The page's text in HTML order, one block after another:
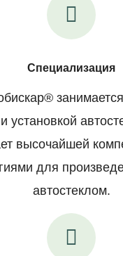
Специализация
установкой
высочайшей
для
автостеклом.